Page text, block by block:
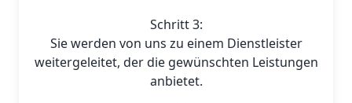
Schritt 3:
Sie werden von uns zu einem Dienstleister
weitergeleitet, der die gewünschten Leistungen
anbietet.